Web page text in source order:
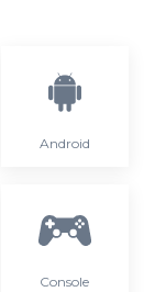
Android
Console